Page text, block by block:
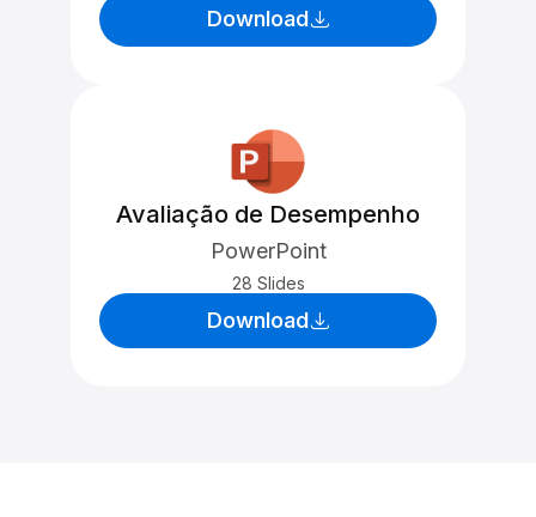
Download
Avaliação de Desempenho
PowerPoint
28 Slides
Download